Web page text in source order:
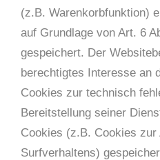
(z.B. Warenkorbfunktion)
auf Grundlage von Art. 6
gespeichert. Der
berechtigtes Interesse an
Cookies zur technisch
Bereitstellung seiner
Cookies (z.B. Cookies zur
Surfverhaltens)